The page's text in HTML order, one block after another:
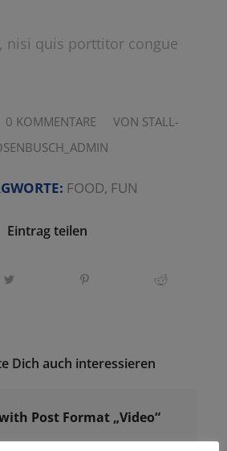
nisi quis porttitor congue
0 KOMMENTARE
/ VON STALL-
FOOD, FUN
Eintrag teilen
Dich auch interessieren
Post Format „Video“